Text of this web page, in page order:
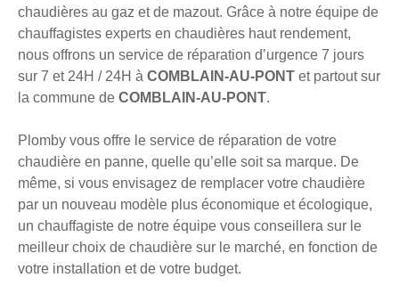
chaudières au gaz et de mazout. Grâce à notre équipe de
chauffagistes experts en chaudières haut rendement,
nous offrons un service de réparation d’urgence 7 jours
sur 7 et 24H / 24H à COMBLAIN-AU-PONT et partout sur
la commune de COMBLAIN-AU-PONT.
Plomby vous offre le service de réparation de votre
chaudière en panne, quelle qu’elle soit sa marque. De
même, si vous envisagez de remplacer votre chaudière
par un nouveau modèle plus économique et écologique,
un chauffagiste de notre équipe vous conseillera sur le
meilleur choix de chaudière sur le marché, en fonction de
votre installation et de votre budget.